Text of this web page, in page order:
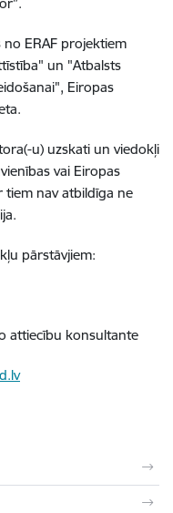
ERAF projektiem
un "Atbalsts
Eiropas
u) uzskati un viedokļi
vai Eiropas
tiem nav atbildīga ne
pārstāvjiem:
attiecību konsultante